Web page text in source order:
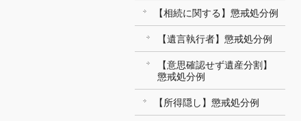
【相続に関する】懲戒処分例
【遺言執行者】懲戒処分例
【意思確認せず遺産分割】
懲戒処分例
【所得隠し】懲戒処分例